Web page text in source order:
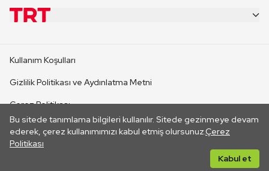
Bu sitede tanımlama bilgileri kullanılır. Sitede gezinmeye devam
ederek, çerez kullanımımızı kabul etmiş olursunuz.Çerez
Politikası
Kabul et
CANLI YAYINLAR
Kullanım Koşulları
Gizlilik Politikası ve Aydınlatma Metni
Çerez Politikası
İletişim
Her hakkı saklıdır. ©2026 TRT. Bağlantı yoluyla gidilen dış